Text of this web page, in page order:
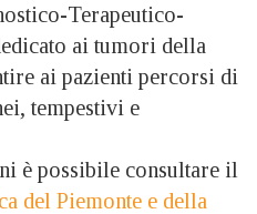
Terapeutico-
ai tumori della
ai pazienti percorsi di
tempestivi e
è possibile consultare il
del Piemonte e della